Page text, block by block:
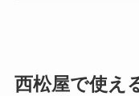
西松屋で使え